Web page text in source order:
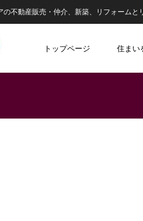
不動産販売・仲介、新築、リフォームと
トップページ 住まい